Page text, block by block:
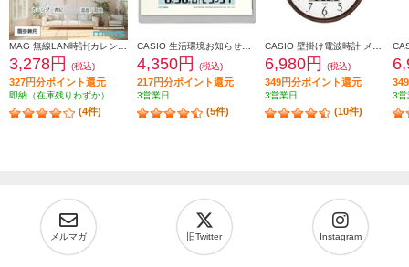
3,278円 (税込)
327円分ポイント還元
即納（在庫残りわずか）
(4件)
4,350円 (税込)
217円分ポイント還元
3営業日
(5件)
6,980円 (税込)
349円分ポイント還元
3営業日
(10件)
3営
メルマガ 旧Twitter Instagram